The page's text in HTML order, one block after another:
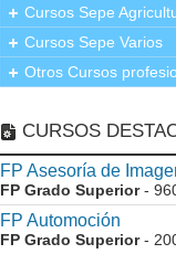
Cursos Sepe
Cursos Sepe Varios
Otros Cursos
CURSOS
FP Asesoría de
FP Grado Superior-
FP Automoción
FP Grado Superior-